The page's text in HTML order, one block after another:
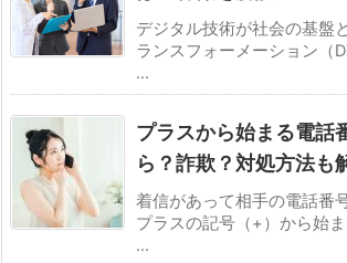
デジタル技術が社会の基盤
ランスフォーメーション（
...
プラスから始まる電話
ら？詐欺？対処方法も
着信があって相手の電話番
プラスの記号（+）から始
...